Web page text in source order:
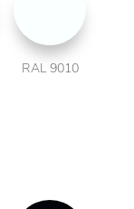
RAL 9010